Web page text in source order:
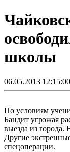
школы
06.05.2013 12:15:00
По условиям
Бандит угрожая
выезда из города.
Другие
спецоперации.